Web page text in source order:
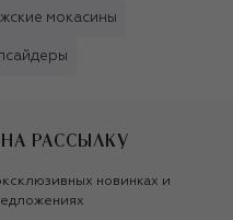
мокасины
РАССЫЛКУ
новинках и